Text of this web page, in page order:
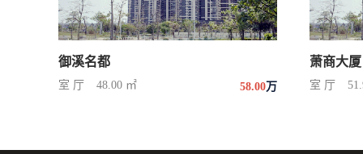
御溪名都
室 厅 48.00 ㎡ 58.00万
萧商大厦
室 厅